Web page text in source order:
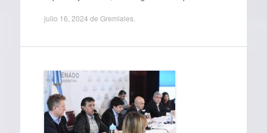
julio 16, 2024 de Gremiales.